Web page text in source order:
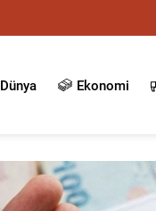
Dünya Ekonomi